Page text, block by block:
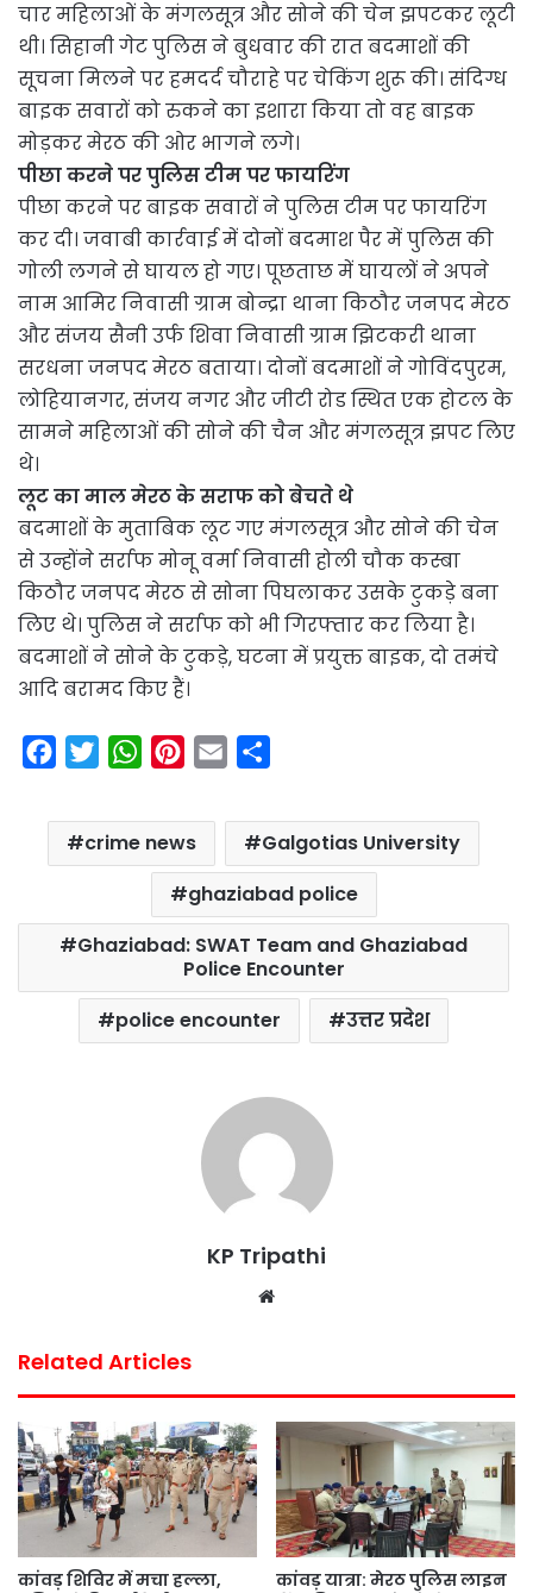
चार महिलाओं के मंगलसूत्र और सोने की चेन झपटकर लूटी
थी। सिहानी गेट पुलिस ने बुधवार की रात बदमाशों की
सूचना मिलने पर हमदर्द चौराहे पर चेकिंग शुरू की। संदिग्ध
बाइक सवारों को रुकने का इशारा किया तो वह बाइक
मोड़कर मेरठ की ओर भागने लगे।
पीछा करने पर पुलिस टीम पर फायरिंग
पीछा करने पर बाइक सवारों ने पुलिस टीम पर फायरिंग
कर दी। जवाबी कार्रवाई में दोनों बदमाश पैर में पुलिस की
गोली लगने से घायल हो गए। पूछताछ में घायलों ने अपने
नाम आमिर निवासी ग्राम बोन्द्रा थाना किठौर जनपद मेरठ
और संजय सैनी उर्फ शिवा निवासी ग्राम झिटकरी थाना
सरधना जनपद मेरठ बताया। दोनों बदमाशों ने गोविंदपुरम,
लोहियानगर, संजय नगर और जीटी रोड स्थित एक होटल के
सामने महिलाओं की सोने की चैन और मंगलसूत्र झपट लिए
थे।
लूट का माल मेरठ के सराफ को बेचते थे
बदमाशों के मुताबिक लूट गए मंगलसूत्र और सोने की चेन
से उन्होंने सर्राफ मोनू वर्मा निवासी होली चौक कस्बा
किठौर जनपद मेरठ से सोना पिघलाकर उसके टुकड़े बना
लिए थे। पुलिस ने सर्राफ को भी गिरफ्तार कर लिया है।
बदमाशों ने सोने के टुकड़े, घटना में प्रयुक्त बाइक, दो तमंचे
आदि बरामद किए हैं।
c
o
o
k
i
t
e
r
W
a
t
A
p
p
n
t
e
r
e
s
t
a
l
a
r
e
crime news
Galgotias University
ghaziabad police
Ghaziabad: SWAT Team and Ghaziabad
Police Encounter
police encounter
उत्तर प्रदेश
KP Tripathi
Related Articles
कांवड़ शिविर में मचा हल्ला,
कांवड़ यात्रा: मेरठ पुलिस लाइन